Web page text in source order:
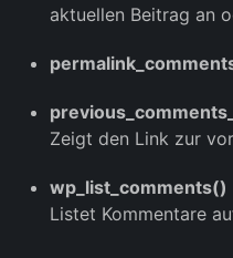
aktuellen Beitrag an
Zeigt den Link zur
wp_list_comments()
Listet Kommentare